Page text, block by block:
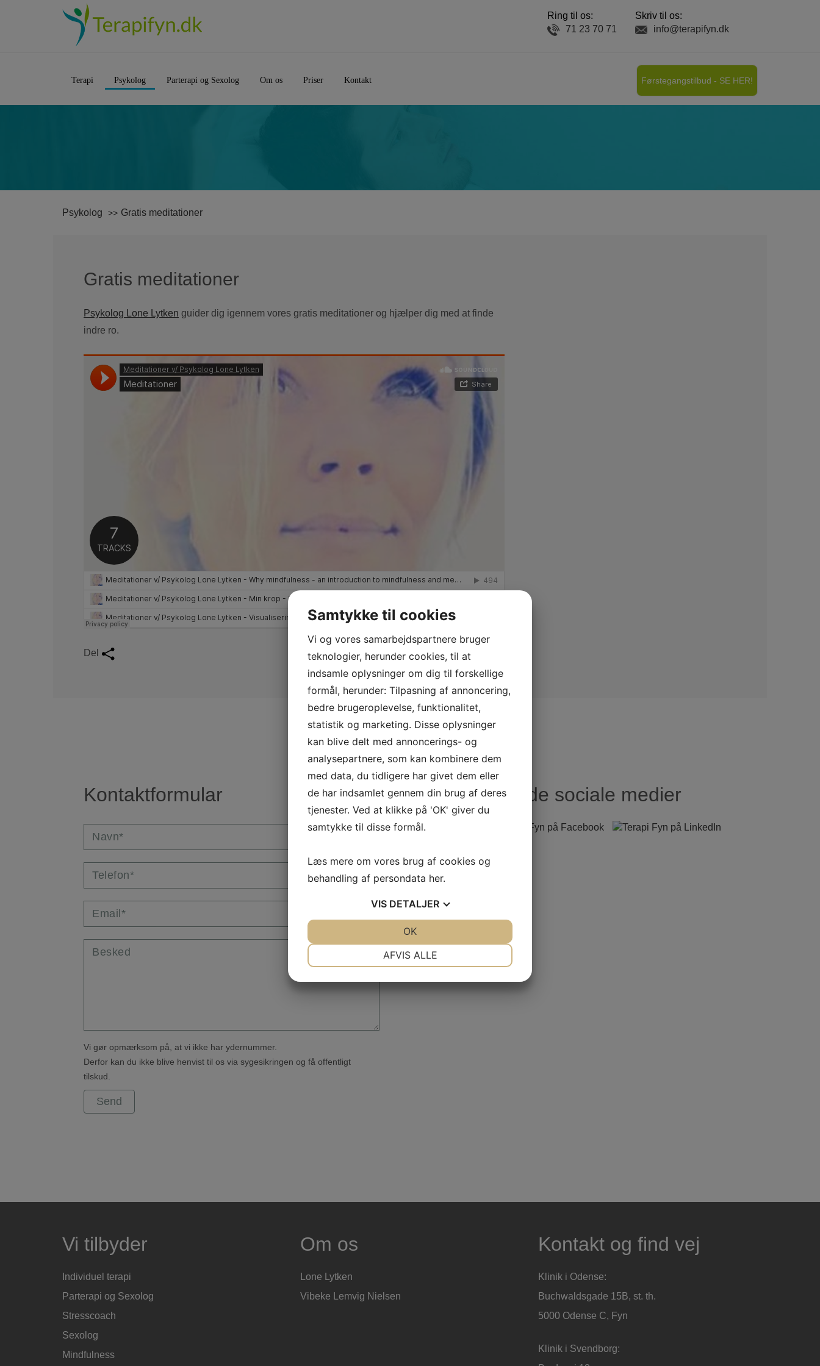
Ring til os:
71 23 70 71
Skriv til os:
info@terapifyn.dk
Terapi Psykolog Parterapi og Sexolog Om os Priser Kontakt Førstegangstilbud - SE HER!
Psykolog Gratis meditationer
Gratis meditationer
Psykolog Lone Lytken guider dig igennem vores gratis meditationer og hjælper dig med at finde
indre ro.
Del
Kontaktformular
Navn*
Telefon*
Email*
Besked
Vi gør opmærksom på, at vi ikke har ydernummer.
Derfor kan du ikke blive henvist til os via sygesikringen og få offentligt
tilskud.
Følg os på de sociale medier
Vi tilbyder
Individuel terapi
Parterapi og Sexolog
Stresscoach
Sexolog
Mindfulness
Om os
Lone Lytken
Vibeke Lemvig Nielsen
Kontakt og find vej
Klinik i Odense:
Buchwaldsgade 15B, st. th.
5000 Odense C, Fyn
Klinik i Svendborg:
Samtykke til cookies
Vi og vores samarbejdspartnere bruger
teknologier, herunder cookies, til at
indsamle oplysninger om dig til forskellige
formål, herunder: Tilpasning af annoncering,
bedre brugeroplevelse, funktionalitet,
statistik og marketing. Disse oplysninger
kan blive delt med annoncerings- og
analysepartnere, som kan kombinere dem
med data, du tidligere har givet dem eller
de har indsamlet gennem din brug af deres
tjenester. Ved at klikke på 'OK' giver du
samtykke til disse formål.
Læs mere om vores brug af cookies og
behandling af persondata her.
VIS DETALJER
AFVIS ALLE
OK